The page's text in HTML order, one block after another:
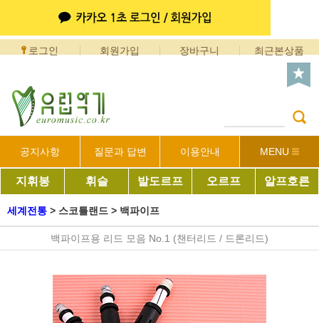
로그인 회원가입 장바구니 최근본상품
공지사항 질문과 답변 이용안내 MENU
지휘봉 휘슬 발도르프 오르프 알프호른
세계전통 > 스코틀랜드 > 백파이프
백파이프용 리드 모음 No.1 (챈터리드 / 드론리드)